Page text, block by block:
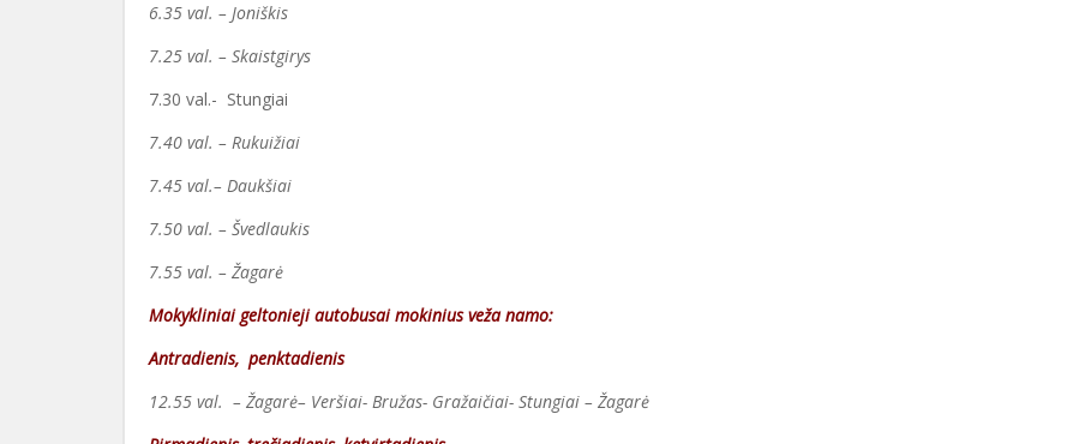
6.35 val. – Joniškis
7.25 val. – Skaistgirys
7.30 val.- Stungiai
7.40 val. – Rukuižiai
7.45 val.– Daukšiai
7.50 val. – Švedlaukis
7.55 val. – Žagarė
Mokykliniai geltonieji autobusai mokinius veža namo:
Antradienis, penktadienis
12.55 val. – Žagarė– Veršiai- Bružas- Gražaičiai- Stungiai – Žagarė